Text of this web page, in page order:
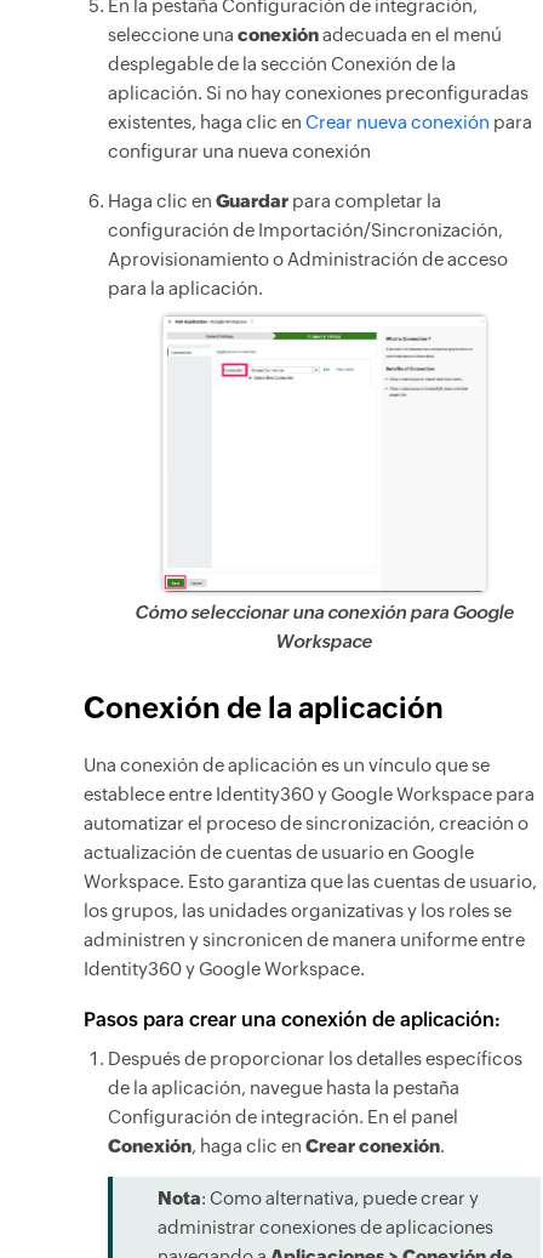
En la pestaña Configuración de integración,
seleccione una conexiónadecuada en el menú
desplegable de la sección Conexión de la
aplicación. Si no hay conexiones preconfiguradas
existentes, haga clic en Crear nueva conexión para
configurar una nueva conexión
Haga clic en Guardarpara completar la
configuración de Importación/Sincronización,
Aprovisionamiento o Administración de acceso
para la aplicación.
Cómo seleccionar una conexión para Google
Workspace
Conexión de la aplicación
Una conexión de aplicación es un vínculo que se
establece entre Identity360 y Google Workspace para
automatizar el proceso de sincronización, creación o
actualización de cuentas de usuario en Google
Workspace. Esto garantiza que las cuentas de usuario,
los grupos, las unidades organizativas y los roles se
administren y sincronicen de manera uniforme entre
Identity360 y Google Workspace.
Pasos para crear una conexión de aplicación:
Después de proporcionar los detalles específicos
de la aplicación, navegue hasta la pestaña
Configuración de integración. En el panel
Conexión, haga clic en Crear conexión.
Nota: Como alternativa, puede crear y
administrar conexiones de aplicaciones